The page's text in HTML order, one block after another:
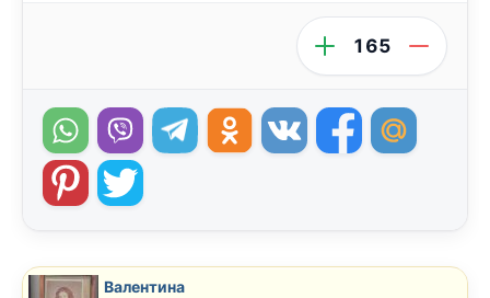
165
Валентина